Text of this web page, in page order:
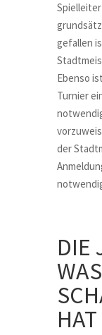
gefallen
Ebenso
Turnier
der
DIE